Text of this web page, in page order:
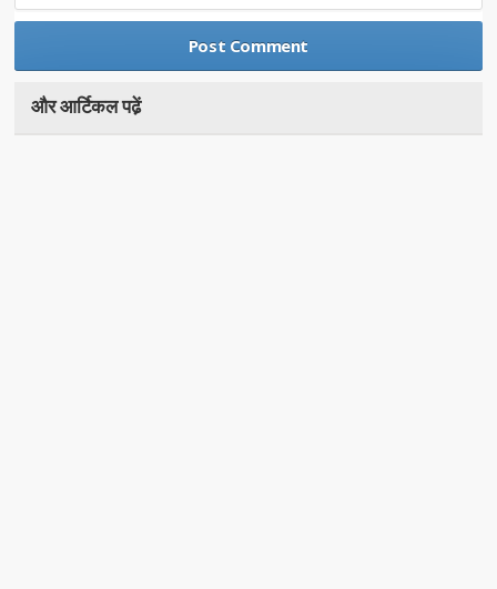
और आर्टिकल पढे़ं